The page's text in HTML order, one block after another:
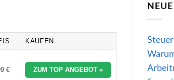
KAUFEN
€ ZUM TOP ANGEBOT »